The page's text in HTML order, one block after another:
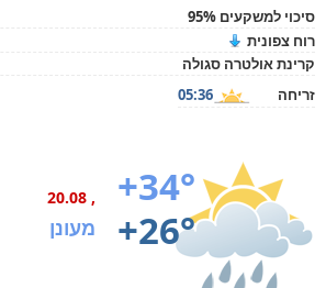
סיכוי למשקעים 95%
רוח צפונית
קרינת אולטרה סגולה
זריחה
05:36
+34°
+26°
, 20.08
מעונן